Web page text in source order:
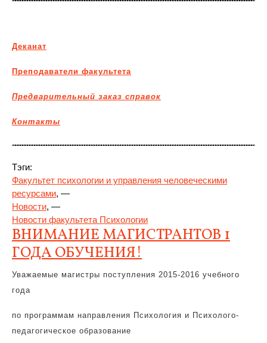
Деканат
Преподаватели факультета
Предварительный заказ справок
Контакты
Тэги:
Факультет психологии и управления человеческими
ресурсами, —
Новости, —
Новости факультета Психологии
ВНИМАНИЕ МАГИСТРАНТОВ 1
ГОДА ОБУЧЕНИЯ!
Уважаемые магистры поступления 2015-2016 учебного
года
по программам направления Психология и Психолого-
педагогическое образование